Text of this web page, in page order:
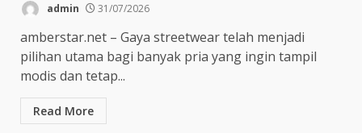
admin 31/07/2026
amberstar.net – Gaya streetwear telah menjadi
pilihan utama bagi banyak pria yang ingin tampil
modis dan tetap...
Read More